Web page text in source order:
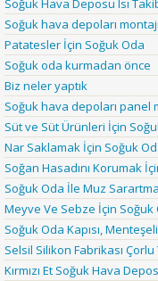
Soğuk Hava Deposu Isı
Soğuk hava depoları
Patatesler İçin Soğuk Oda
Soğuk oda kurmadan önce
Biz neler yaptık
Soğuk hava depoları panel
Süt ve Süt Ürünleri İçin
Nar Saklamak İçin Soğuk
Soğan Hasadını Korumak
Soğuk Oda İle Muz
Meyve Ve Sebze İçin Soğuk
Soğuk Oda Kapısı,
Selsil Silikon Fabrikası
Kırmızı Et Soğuk Hava